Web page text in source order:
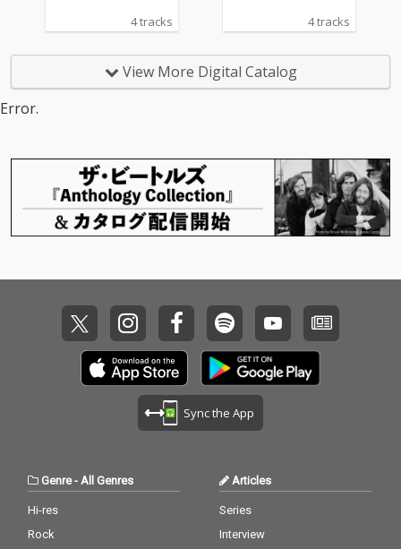
4 tracks 4 tracks
View More Digital Catalog
Error.
Sync the App
Genre- All Genres
Hi-res
Rock
Articles
Series
Interview